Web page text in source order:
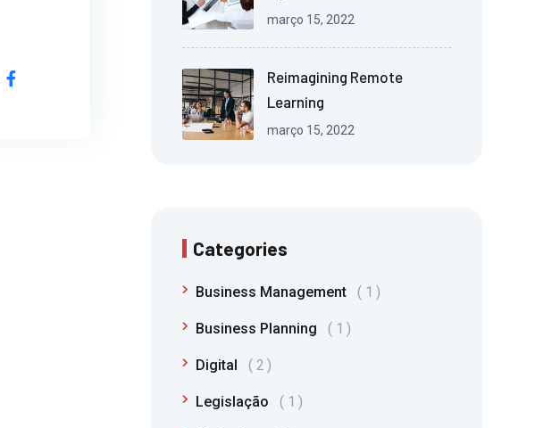
março 15, 2022
Reimagining Remote
Learning
março 15, 2022
Categories
Business Management 1
Business Planning 1
Digital 2
Legislação 1